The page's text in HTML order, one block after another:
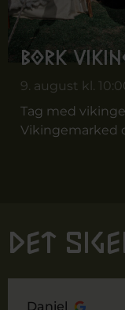
Bork
9. august kl.
Tag med
Vikingemarked
Det
Daniel